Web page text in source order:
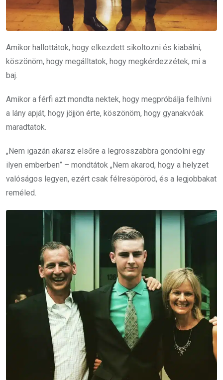
Amikor hallottátok, hogy elkezdett sikoltozni és kiabálni,
köszönöm, hogy megálltatok, hogy megkérdezzétek, mi a
baj.
Amikor a férfi azt mondta nektek, hogy megpróbálja felhívni
a lány apját, hogy jöjjön érte, köszönöm, hogy gyanakvóak
maradtatok.
„Nem igazán akarsz elsőre a legrosszabbra gondolni egy
ilyen emberben” – mondtátok „Nem akarod, hogy a helyzet
valóságos legyen, ezért csak félresöpöröd, és a legjobbakat
reméled.